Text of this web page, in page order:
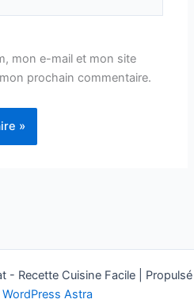
mon e-mail et mon site
prochain commentaire.
- Recette Cuisine Facile | Propulsé
Astra